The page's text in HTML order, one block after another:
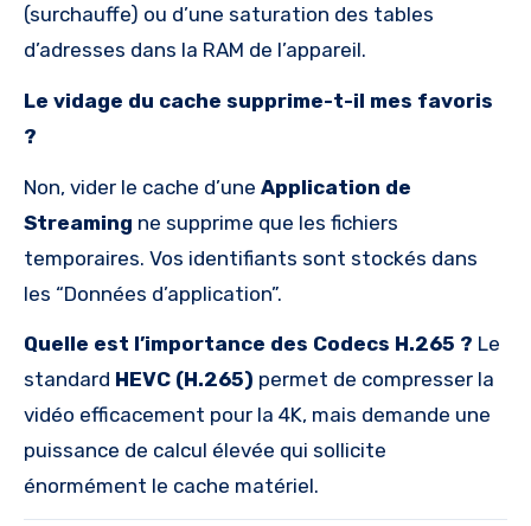
(surchauffe) ou d’une saturation des tables
d’adresses dans la RAM de l’appareil.
Le vidage du cache supprime-t-il mes favoris
?
Non, vider le cache d’une Application de
Streaming ne supprime que les fichiers
temporaires. Vos identifiants sont stockés dans
les “Données d’application”.
Quelle est l’importance des Codecs H.265 ? Le
standard HEVC (H.265) permet de compresser la
vidéo efficacement pour la 4K, mais demande une
puissance de calcul élevée qui sollicite
énormément le cache matériel.